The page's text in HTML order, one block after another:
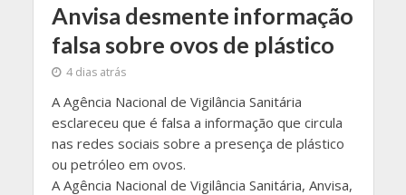
Anvisa desmente informação
falsa sobre ovos de plástico
4 dias atrás
A Agência Nacional de Vigilância Sanitária
esclareceu que é falsa a informação que circula
nas redes sociais sobre a presença de plástico
ou petróleo em ovos.
A Agência Nacional de Vigilância Sanitária, Anvisa,